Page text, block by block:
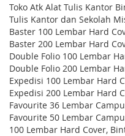
Toko Atk Alat Tulis Kantor
Tulis Kantor dan Sekolah
Baster 100 Lembar Hard
Baster 200 Lembar Hard
Double Folio 100 Lembar
Double Folio 200 Lembar
Expedisi 100 Lembar Hard
Expedisi 200 Lembar Hard
Favourite 36 Lembar
Favourite 50 Lembar
100 Lembar Hard Cover,